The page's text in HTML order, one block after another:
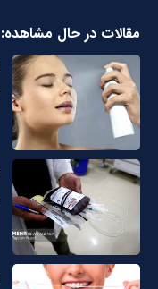
مقالات در حال مشاهده: